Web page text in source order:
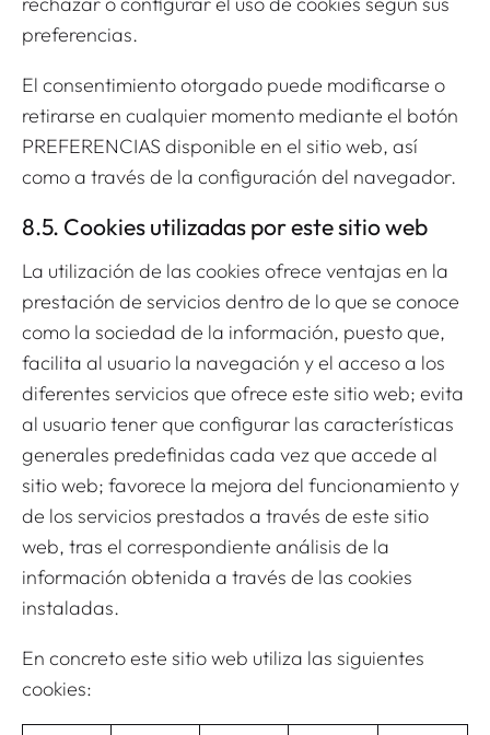
preferencias.
El consentimiento otorgado puede modificarse o
retirarse en cualquier momento mediante el botón
PREFERENCIAS disponible en el sitio web, así
como a través de la configuración del navegador.
8.5. Cookies utilizadas por este sitio web
La utilización de las cookies ofrece ventajas en la
prestación de servicios dentro de lo que se conoce
como la sociedad de la información, puesto que,
facilita al usuario la navegación y el acceso a los
diferentes servicios que ofrece este sitio web; evita
al usuario tener que configurar las características
generales predefinidas cada vez que accede al
sitio web; favorece la mejora del funcionamiento y
de los servicios prestados a través de este sitio
web, tras el correspondiente análisis de la
información obtenida a través de las cookies
instaladas.
En concreto este sitio web utiliza las siguientes
cookies: